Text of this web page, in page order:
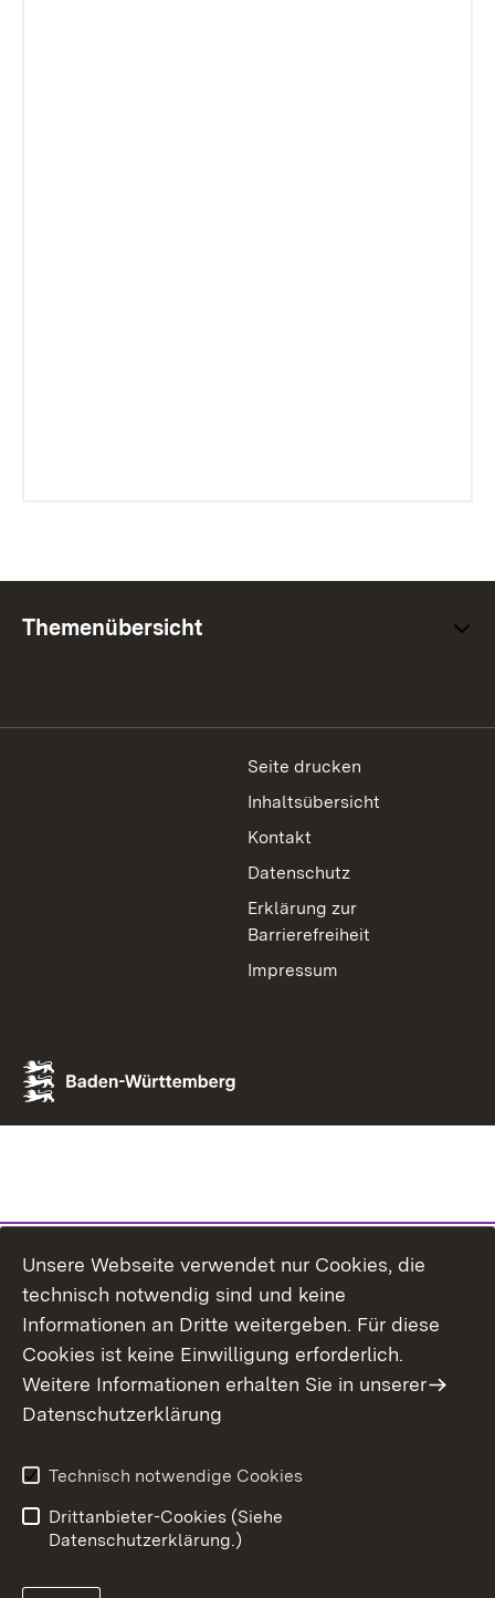
Themenübersicht
Seite drucken
Inhaltsübersicht
Kontakt
Datenschutz
Erklärung zur
Barrierefreiheit
Impressum
Unsere Webseite verwendet nur Cookies, die
technisch notwendig sind und keine
Informationen an Dritte weitergeben. Für diese
Cookies ist keine Einwilligung erforderlich.
Weitere Informationen erhalten Sie in unserer
Datenschutzerklärung
Technisch notwendige Cookies
Drittanbieter-Cookies (Siehe
Datenschutzerklärung.)